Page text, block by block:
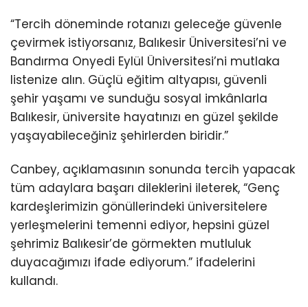
“Tercih döneminde rotanızı geleceğe güvenle
çevirmek istiyorsanız, Balıkesir Üniversitesi’ni ve
Bandırma Onyedi Eylül Üniversitesi’ni mutlaka
listenize alın. Güçlü eğitim altyapısı, güvenli
şehir yaşamı ve sunduğu sosyal imkânlarla
Balıkesir, üniversite hayatınızı en güzel şekilde
yaşayabileceğiniz şehirlerden biridir.”
Canbey, açıklamasının sonunda tercih yapacak
tüm adaylara başarı dileklerini ileterek, “Genç
kardeşlerimizin gönüllerindeki üniversitelere
yerleşmelerini temenni ediyor, hepsini güzel
şehrimiz Balıkesir’de görmekten mutluluk
duyacağımızı ifade ediyorum.” ifadelerini
kullandı.